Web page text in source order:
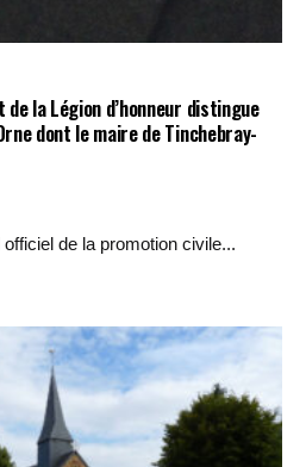
la Légion d’honneur distingue
dont le maire de Tinchebray-
de la promotion civile...